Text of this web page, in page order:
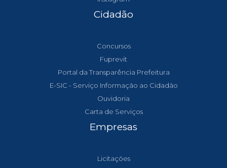
Cidadão
Concursos
Fuprevit
Portal da Transparência Prefeitura
E-SIC - Serviço Informação ao Cidadão
Ouvidoria
Carta de Serviços
Empresas
Licitações